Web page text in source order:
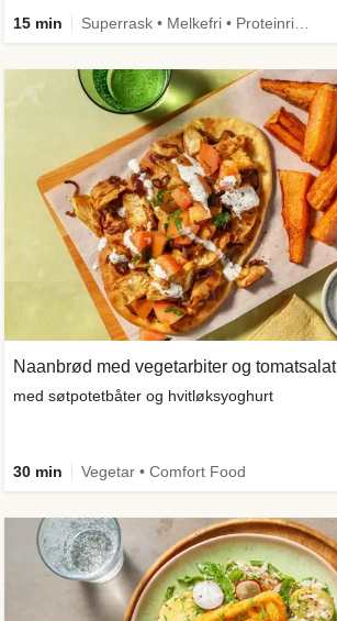
15 min
Naanbrød med vegetarbiter og tomatsalat
med søtpotetbåter og hvitløksyoghurt
30 min Vegetar • Comfort Food